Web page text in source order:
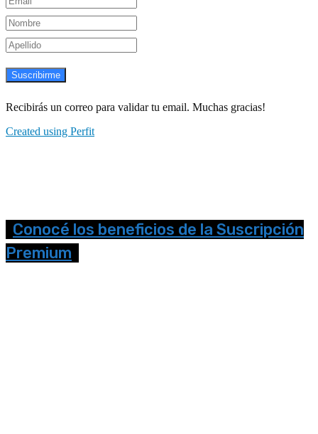
Suscribirme
Recibirás un correo para validar tu email. Muchas gracias!
Created using Perfit
Conocé los beneficios de la Suscripción
Premium